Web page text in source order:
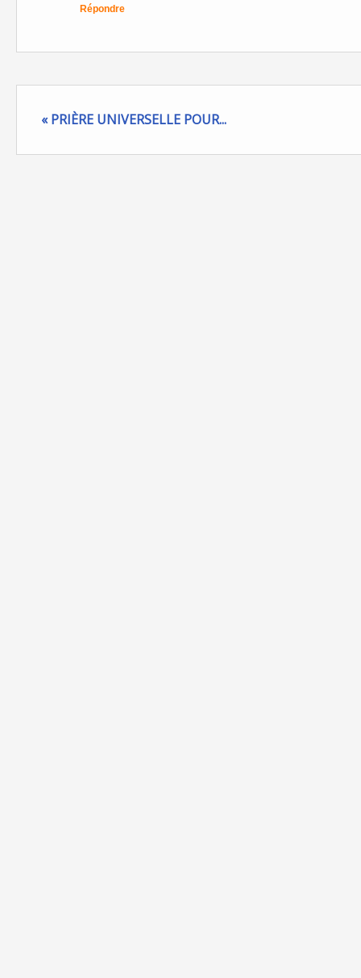
Répondre
« PRIÈRE UNIVERSELLE POUR...